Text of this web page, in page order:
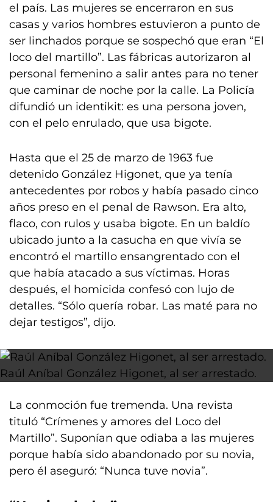
el país. Las mujeres se encerraron en sus
casas y varios hombres estuvieron a punto de
ser linchados porque se sospechó que eran “El
loco del martillo”. Las fábricas autorizaron al
personal femenino a salir antes para no tener
que caminar de noche por la calle. La Policía
difundió un identikit: es una persona joven,
con el pelo enrulado, que usa bigote.
Hasta que el 25 de marzo de 1963 fue
detenido González Higonet, que ya tenía
antecedentes por robos y había pasado cinco
años preso en el penal de Rawson. Era alto,
flaco, con rulos y usaba bigote. En un baldío
ubicado junto a la casucha en que vivía se
encontró el martillo ensangrentado con el
que había atacado a sus víctimas. Horas
después, el homicida confesó con lujo de
detalles. “Sólo quería robar. Las maté para no
dejar testigos”, dijo.
Raúl Aníbal González Higonet, al ser arrestado.
La conmoción fue tremenda. Una revista
tituló “Crímenes y amores del Loco del
Martillo”. Suponían que odiaba a las mujeres
porque había sido abandonado por su novia,
pero él aseguró: “Nunca tuve novia”.